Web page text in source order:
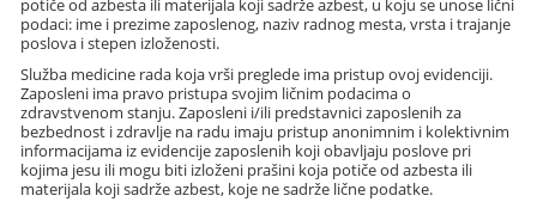
potiče od azbesta ili materijala koji sadrže azbest, u koju se unose lični
podaci: ime i prezime zaposlenog, naziv radnog mesta, vrsta i trajanje
poslova i stepen izloženosti.
Služba medicine rada koja vrši preglede ima pristup ovoj evidenciji.
Zaposleni ima pravo pristupa svojim ličnim podacima o
zdravstvenom stanju. Zaposleni i/ili predstavnici zaposlenih za
bezbednost i zdravlje na radu imaju pristup anonimnim i kolektivnim
informacijama iz evidencije zaposlenih koji obavljaju poslove pri
kojima jesu ili mogu biti izloženi prašini koja potiče od azbesta ili
materijala koji sadrže azbest, koje ne sadrže lične podatke.